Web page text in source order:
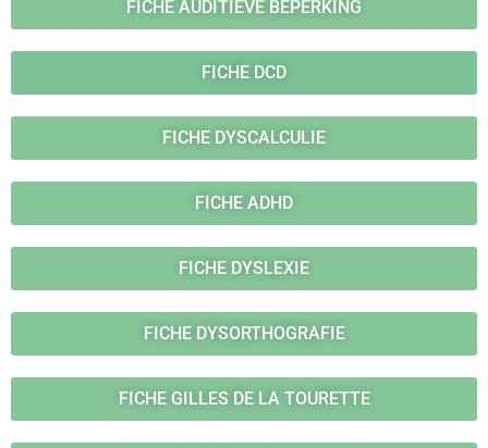
FICHE AUDITIEVE BEPERKING
FICHE DCD
FICHE DYSCALCULIE
FICHE ADHD
FICHE DYSLEXIE
FICHE DYSORTHOGRAFIE
FICHE GILLES DE LA TOURETTE